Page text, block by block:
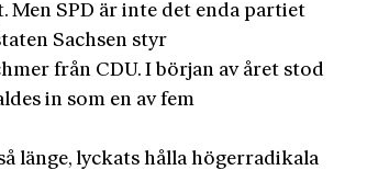
SPD är inte det enda partiet
Sachsen styr
från CDU. I början av året stod
in som en av fem
länge, lyckats hålla högerradikala